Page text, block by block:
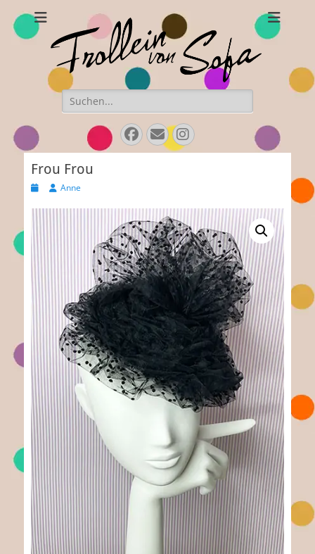
Frollein von Sofa
Handgefertigte Hüte und Accessoires
Suchen
nach:
Facebook
E-
Mail
Instagram
Frou Frou
Veröffentlicht
AutorAnne